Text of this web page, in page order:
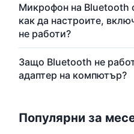
Микрофон на Bluetooth
как да настроите,
не работи?
Защо Bluetooth не
адаптер на компютър?
Популярни за